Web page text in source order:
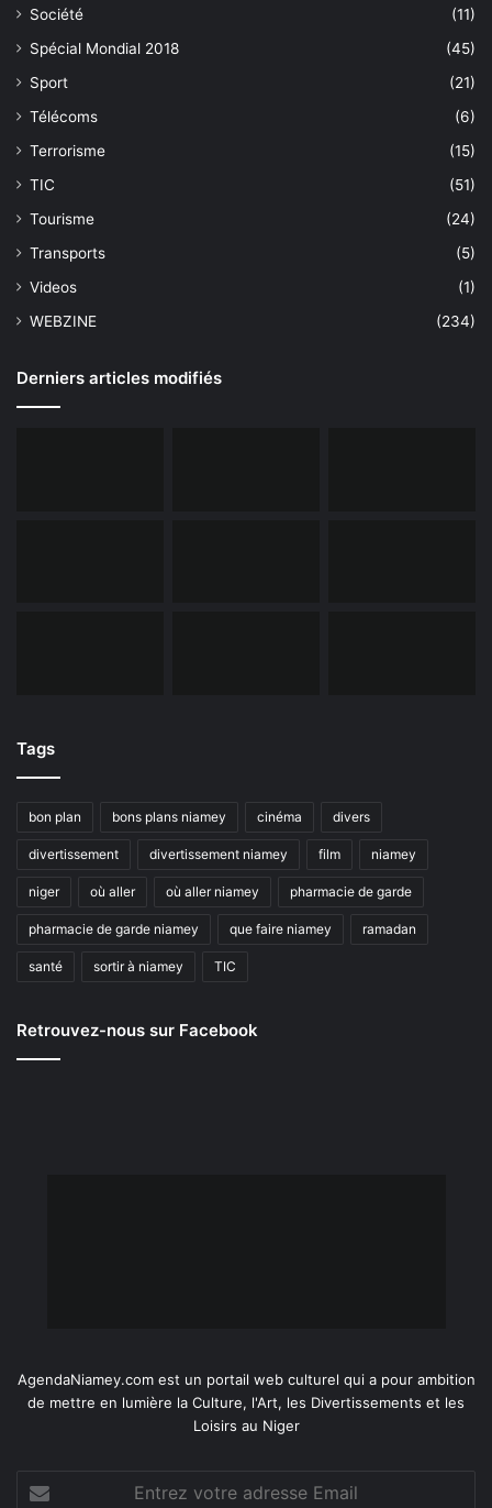
Société
(11)
Spécial Mondial 2018
(45)
Sport
(21)
Télécoms
(6)
Terrorisme
(15)
TIC
(51)
Tourisme
(24)
Transports
(5)
Videos
(1)
WEBZINE
(234)
Derniers articles modifiés
Tags
bon plan bons plans niamey cinéma divers
divertissement divertissement niamey film niamey
niger où aller où aller niamey pharmacie de garde
pharmacie de garde niamey que faire niamey ramadan
santé sortir à niamey TIC
Retrouvez-nous sur Facebook
AgendaNiamey.com est un portail web culturel qui a pour ambition
de mettre en lumière la Culture, l'Art, les Divertissements et les
Loisirs au Niger